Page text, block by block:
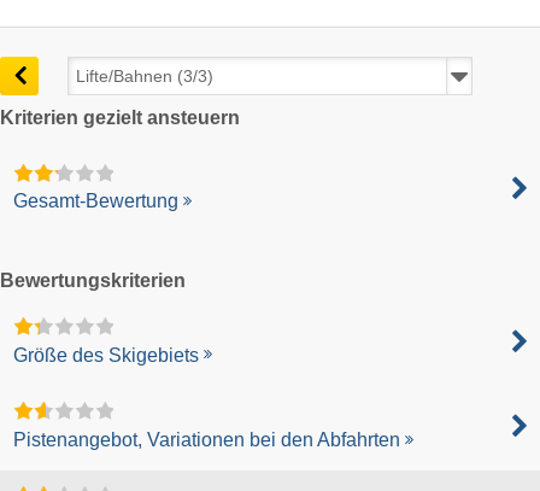
Kriterien gezielt ansteuern
Gesamt-Bewertung
Bewertungskriterien
Größe des Skigebiets
Pistenangebot, Variationen bei den Abfahrten